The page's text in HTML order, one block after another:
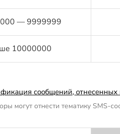
— 9999999
10000000
сообщений,
могут отнести тематику SMS-